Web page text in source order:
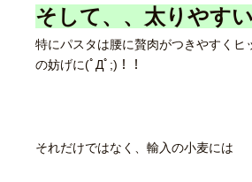
そして、、太りやす
特にパスタは腰に贅肉がつきやすくヒ
の妨げに(ﾟДﾟ;)！！
それだけではなく、輸入の小麦には